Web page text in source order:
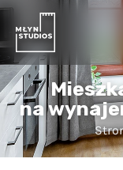
Skip
content
na